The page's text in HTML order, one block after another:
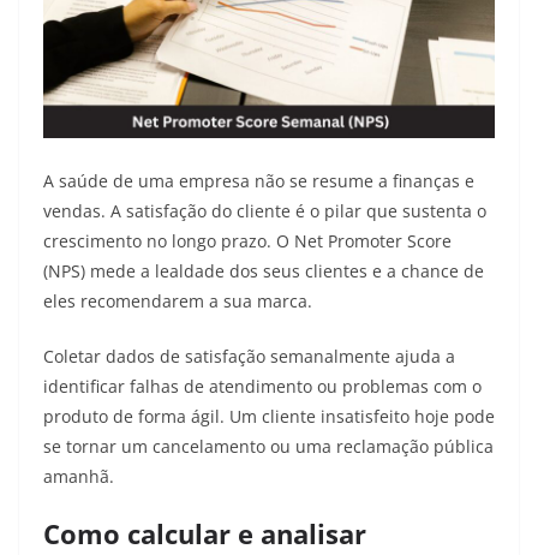
A saúde de uma empresa não se resume a finanças e
vendas. A satisfação do cliente é o pilar que sustenta o
crescimento no longo prazo. O Net Promoter Score
(NPS) mede a lealdade dos seus clientes e a chance de
eles recomendarem a sua marca.
Coletar dados de satisfação semanalmente ajuda a
identificar falhas de atendimento ou problemas com o
produto de forma ágil. Um cliente insatisfeito hoje pode
se tornar um cancelamento ou uma reclamação pública
amanhã.
Como calcular e analisar